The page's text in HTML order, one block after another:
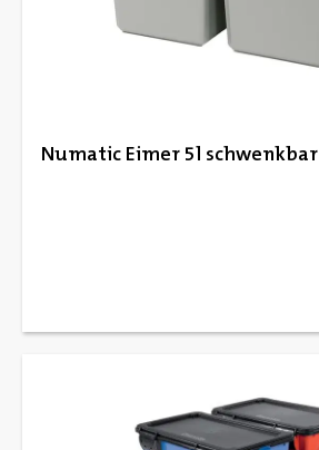
Numatic Eimer 5l schwenkbar